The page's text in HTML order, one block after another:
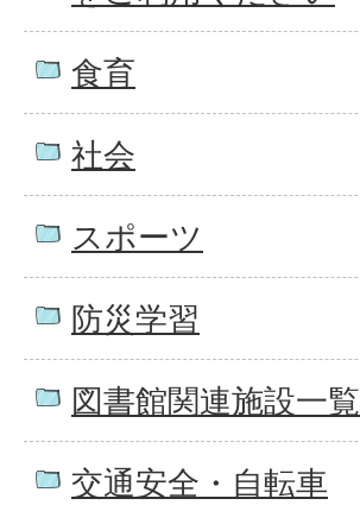
食育
社会
スポーツ
防災学習
図書館関連施設一覧
交通安全・自転車